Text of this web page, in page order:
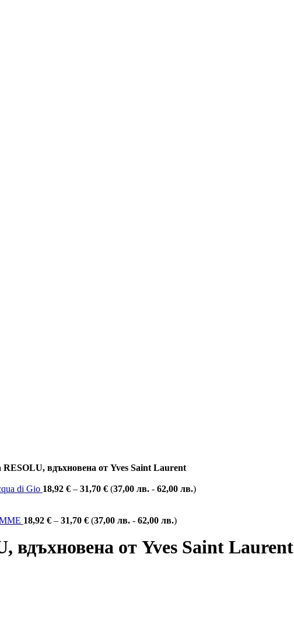
вдъхновена от Yves Saint Laurent
di Gio 18,92 € – 31,70 € (37,00 лв. - 62,00 лв.)
18,92 € – 31,70 € (37,00 лв. - 62,00 лв.)
от Yves Saint Laurent